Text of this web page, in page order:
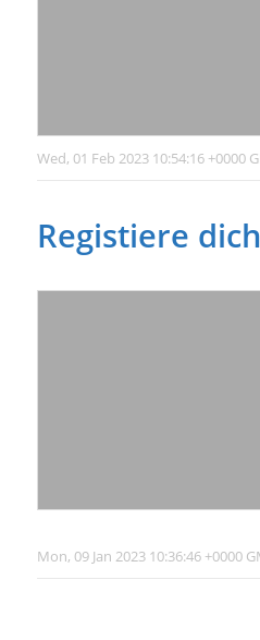
Wed, 01 Feb 2023 10:54:16 +0000
Registiere
Mon, 09 Jan 2023 10:36:46 +0000